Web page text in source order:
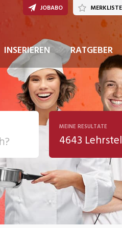
INSERIEREN RATGEBER
JOBABO MERKLISTE
MEINE RESULTATE
4643